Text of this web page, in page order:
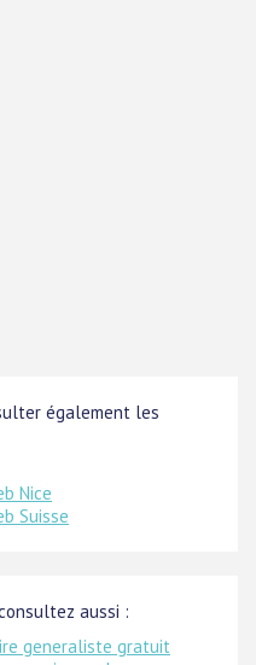
également les
Nice
Suisse
aussi :
generaliste gratuit